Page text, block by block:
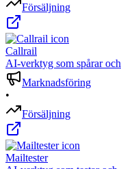
Försäljning
Callrail
AI-verktyg som spårar
Marknadsföring
•
Försäljning
Mailtester